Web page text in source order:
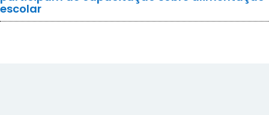
escolar